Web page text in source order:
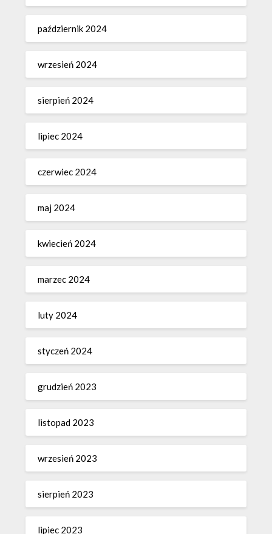
październik 2024
wrzesień 2024
sierpień 2024
lipiec 2024
czerwiec 2024
maj 2024
kwiecień 2024
marzec 2024
luty 2024
styczeń 2024
grudzień 2023
listopad 2023
wrzesień 2023
sierpień 2023
lipiec 2023